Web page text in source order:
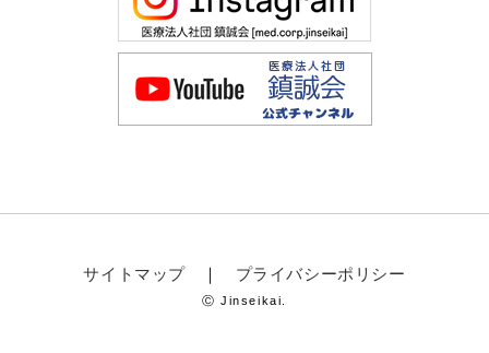
サイトマップ プライバシーポリシー
Ⓒ Jinseikai.